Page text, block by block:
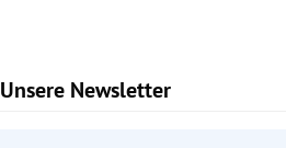
Unsere Newsletter
Slide 1 von 9